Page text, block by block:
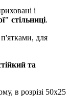
і
стільниці.
для
та
в розрізі 50х25